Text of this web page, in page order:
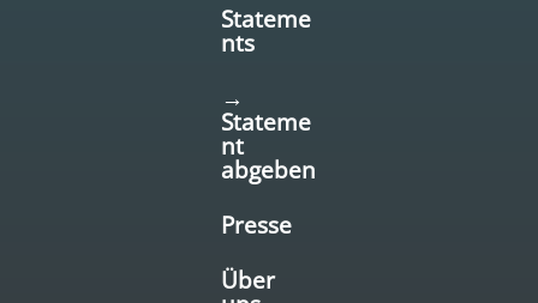
Stateme
nts
→
Stateme
nt
abgeben
Presse
Über